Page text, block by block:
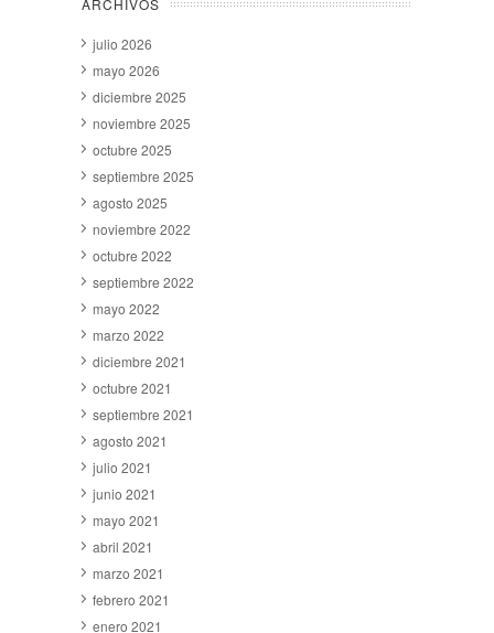
julio 2026
mayo 2026
diciembre 2025
noviembre 2025
octubre 2025
septiembre 2025
agosto 2025
noviembre 2022
octubre 2022
septiembre 2022
mayo 2022
marzo 2022
diciembre 2021
octubre 2021
septiembre 2021
agosto 2021
julio 2021
junio 2021
mayo 2021
abril 2021
marzo 2021
febrero 2021
enero 2021